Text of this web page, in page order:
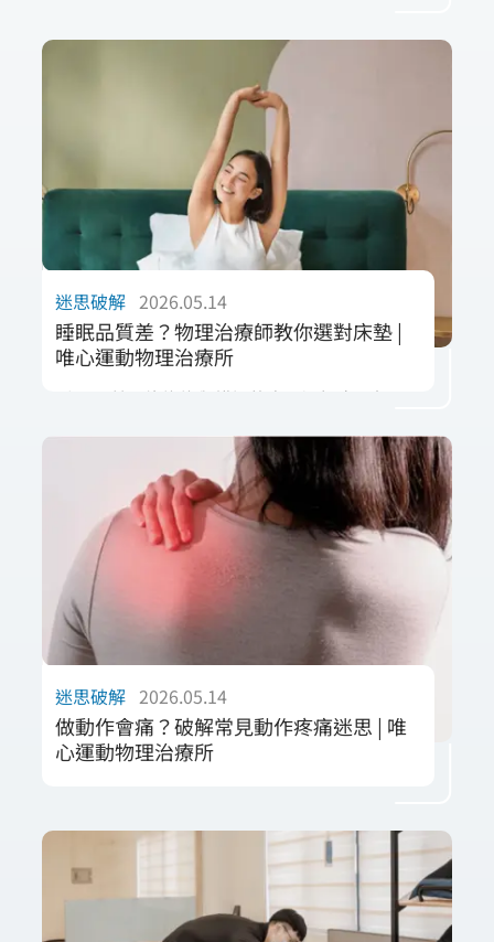
的盲點。網路影片缺乏一對一評估，盲目拉伸
可能加重發炎與代償。唯心運動醫療體系透過
「3M核心照護」，從儀器控制發炎、徒手放鬆
組織到運動治療重建動作控制，精準修復身
體，帶您找回無痛主控權。
迷思破解 2026.05.14
睡眠品質差？物理治療師教你選對床墊 |
唯心運動物理治療所
睡眠品質不佳往往與錯誤的寢具選擇密切相
中立位與床墊支撐力的科學邏輯，破解「床墊
越硬越好」的傳統迷思。我們提供精準的評估
建議，協助個案從肌肉放鬆與結構支撐兩大維
度挑選理想床墊。透過專業物理治療師的視
角，解析睡眠環境如何影響組織修復，協助您
找回深層睡眠品質，將每晚休息轉化為真正的
體能修復過程。
迷思破解 2026.05.14
做動作會痛？破解常見動作疼痛迷思 | 唯
心運動物理治療所
源。本篇由唯心團隊專業領航，深度解析日常
發力與慢性疼痛的因果關係，破解「休息就會
好」的被動迷思。我們強調透過科學化的功能
評估，找出導致疼痛的錯誤力學補償，並提供